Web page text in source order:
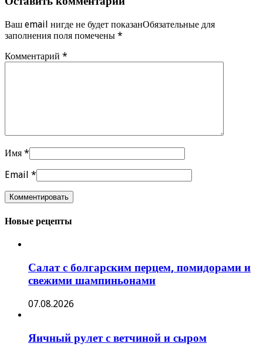
Ваш email нигде не будет показанОбязательные для
заполнения поля помечены *
Комментарий *
Имя *
Email *
Новые рецепты
Салат с болгарским перцем, помидорами и
свежими шампиньонами
07.08.2026
Яичный рулет с ветчиной и сыром